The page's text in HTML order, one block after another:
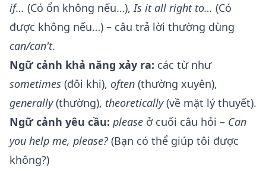
if… (Có ổn không nếu…),Is it all right to… (Có
được không nếu…) – câu trả lời thường dùng
can/can't.
Ngữ cảnh khả năng xảy ra: các từ như
sometimes (đôi khi), often (thường xuyên),
generally(thường), theoretically(về mặt lý thuyết).
Ngữ cảnh yêu cầu: please ở cuối câu hỏi – Can
you help me, please? (Bạn có thể giúp tôi được
không?)